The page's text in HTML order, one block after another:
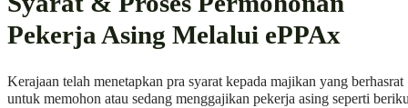
Pekerja Asing Melalui ePPAx
Kerajaan telah menetapkan pra syarat kepada majikan yang berhasrat
untuk memohon atau sedang menggajikan pekerja asing seperti